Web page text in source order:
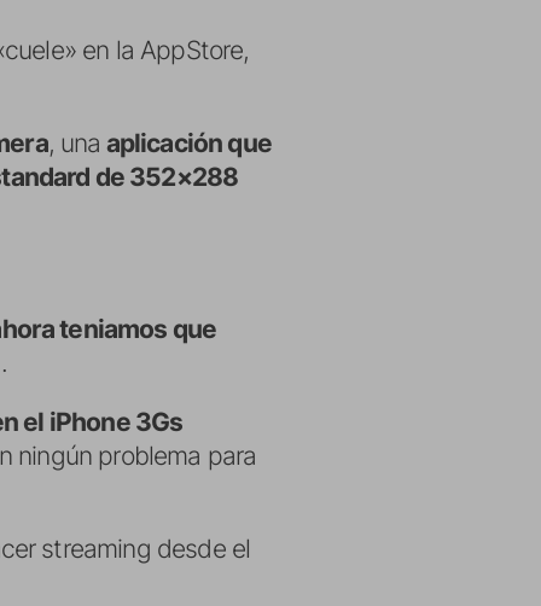
en la AppStore,
, una aplicación que
de 352×288
teniamos que
el iPhone 3Gs
ningún problema para
streaming desde el